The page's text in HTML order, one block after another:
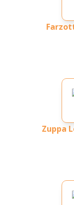
Zuppa